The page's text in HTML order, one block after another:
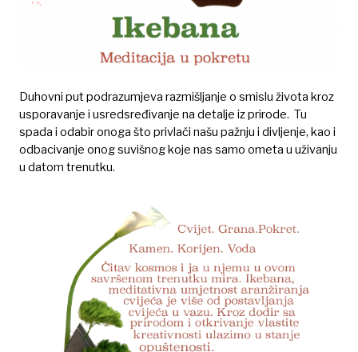
Duhovni put podrazumjeva razmišljanje o smislu života kroz
usporavanje i usredsređivanje na detalje iz prirode. Tu
spada i odabir onoga što privlači našu pažnju i divljenje, kao i
odbacivanje onog suvišnog koje nas samo ometa u uživanju
u datom trenutku.